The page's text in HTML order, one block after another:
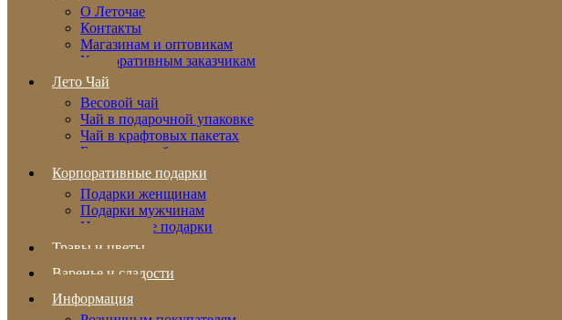
О Леточае
Контакты
Магазинам и оптовикам
Корпоративным заказчикам
Лето Чай
Весовой чай
Чай в подарочной упаковке
Чай в крафтовых пакетах
Бальзамы и сбитни
Корпоративные подарки
Подарки женщинам
Подарки мужчинам
Новогодние подарки
Травы и цветы
Варенье и сладости
Информация